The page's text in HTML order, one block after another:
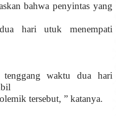
bahwa penyintas yang
hari utuk menempati
waktu dua hari
tersebut, ” katanya.